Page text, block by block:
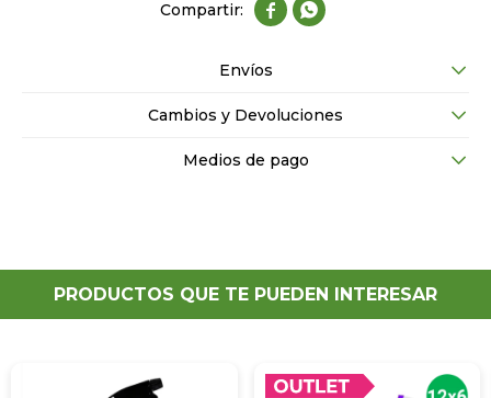
 
Envíos
Cambios y Devoluciones
Medios de pago
PRODUCTOS QUE TE PUEDEN INTERESAR